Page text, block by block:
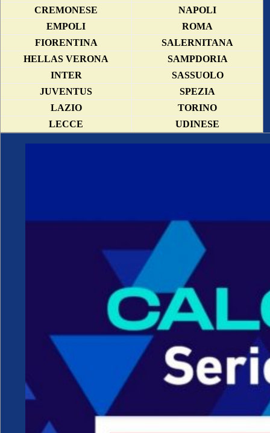
CREMONESE
NAPOLI
EMPOLI
ROMA
FIORENTINA
SALERNITANA
HELLAS VERONA
SAMPDORIA
INTER
SASSUOLO
JUVENTUS
SPEZIA
LAZIO
TORINO
LECCE
UDINESE